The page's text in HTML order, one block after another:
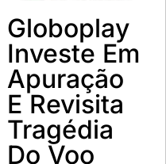
Globoplay
Investe Em
Apuração
E Revisita
Tragédia
Do Voo